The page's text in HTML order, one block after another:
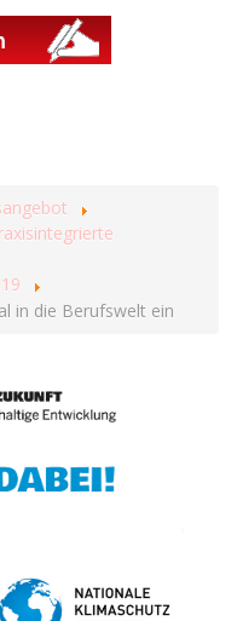
in die Berufswelt ein